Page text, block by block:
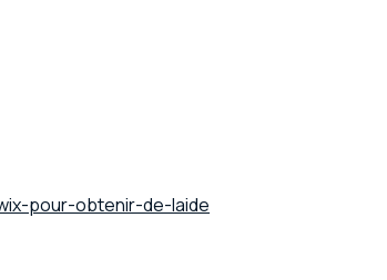
pour-obtenir-de-laide